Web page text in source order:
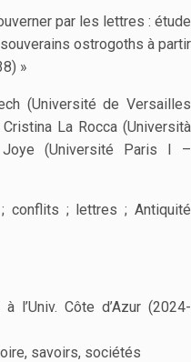
par les lettres : étude
ostrogoths à partir
»
(Université de Versailles
La Rocca (Università
(Université Paris I –
conflits ; lettres ; Antiquité
l’Univ. Côte d’Azur (2024-
savoirs, sociétés